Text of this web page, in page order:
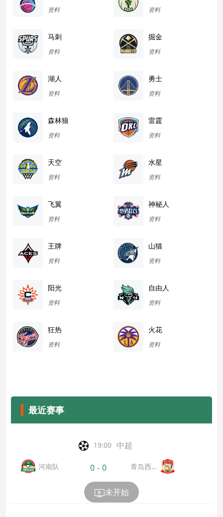
资料 资料
马刺
资料
掘金
资料
湖人
资料
勇士
资料
森林狼
资料
雷霆
资料
天空
资料
水星
资料
飞翼
资料
神秘人
资料
王牌
资料
山猫
资料
阳光
资料
自由人
资料
狂热
资料
火花
资料
最近赛事
19:00 中超
河南队 0 - 0
青岛西海
未开始